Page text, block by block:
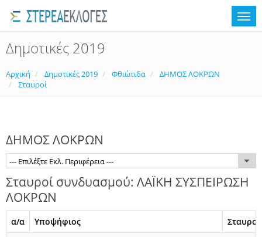
Δημοτικές 2019
Αρχική Δημοτικές 2019 Φθιώτιδα
ΔΗΜΟΣ ΛΟΚΡΩΝ
Σταυροί
ΔΗΜΟΣ ΛΟΚΡΩΝ
--- Επιλέξτε Εκλ. Περιφέρεια ---
Σταυροί συνδυασμού: ΛΑΪΚΗ ΣΥΣΠΕΙΡΩΣΗ
ΛΟΚΡΩΝ
α/α Υποψήφιος Σταυροί